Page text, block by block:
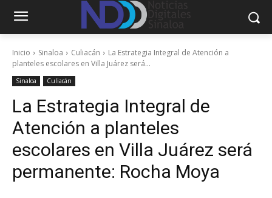
Inicio Sinaloa Culiacán
La Estrategia Integral de Atención a
planteles escolares en Villa Juárez será...
Sinaloa Culiacán
La Estrategia Integral de
Atención a planteles
escolares en Villa Juárez será
permanente: Rocha Moya